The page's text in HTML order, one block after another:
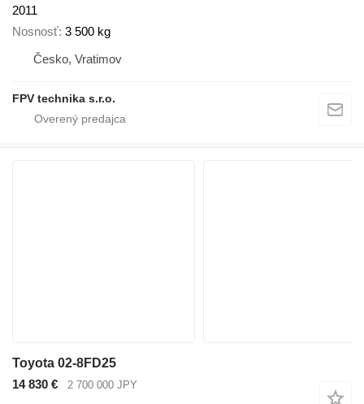
2011
Nosnosť 3 500 kg
Česko, Vratimov
FPV technika s.r.o.
Toyota 02-8FD25
14 830 €
2 700 000 JPY